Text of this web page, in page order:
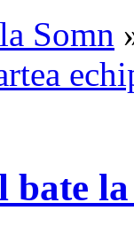
Somn
bate